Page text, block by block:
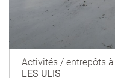
Activités / entrepôts
LES ULIS